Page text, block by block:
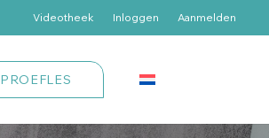
Videotheek Inloggen Aanmelden
PROEFLES